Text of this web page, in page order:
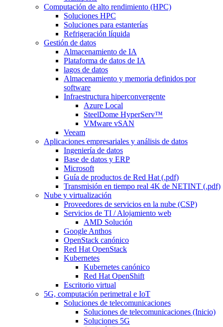
Computación de alto rendimiento (HPC)
Soluciones HPC
Soluciones para estanterías
Refrigeración líquida
Gestión de datos
Almacenamiento de IA
Plataforma de datos de IA
lagos de datos
Almacenamiento y memoria definidos por
software
Infraestructura hiperconvergente
Azure Local
SteelDome HyperServ™
VMware vSAN
Veeam
Aplicaciones empresariales y análisis de datos
Ingeniería de datos
Base de datos y ERP
Microsoft
Guía de productos de Red Hat (.pdf)
Transmisión en tiempo real 4K de NETINT (.pdf)
Nube y virtualización
Proveedores de servicios en la nube (CSP)
Servicios de TI / Alojamiento web
AMD Solución
Google Anthos
OpenStack canónico
Red Hat OpenStack
Kubernetes
Kubernetes canónico
Red Hat OpenShift
Escritorio virtual
5G, computación perimetral e IoT
Soluciones de telecomunicaciones
Soluciones de telecomunicaciones (Inicio)
Soluciones 5G